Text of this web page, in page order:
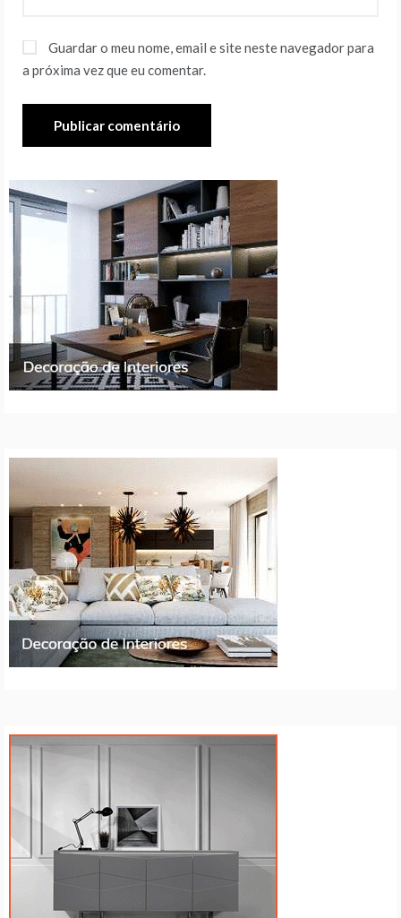
Guardar o meu nome, email e site neste navegador para
a próxima vez que eu comentar.